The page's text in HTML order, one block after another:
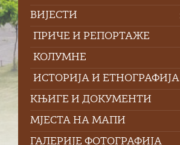
ВИЈЕСТИ
ПРИЧЕ И РЕПОРТАЖЕ
КОЛУМНЕ
ИСТОРИЈА И ЕТНОГРАФИЈА
КЊИГЕ И ДОКУМЕНТИ
МЈЕСТА НА МАПИ
ГАЛЕРИЈЕ ФОТОГРАФИЈА